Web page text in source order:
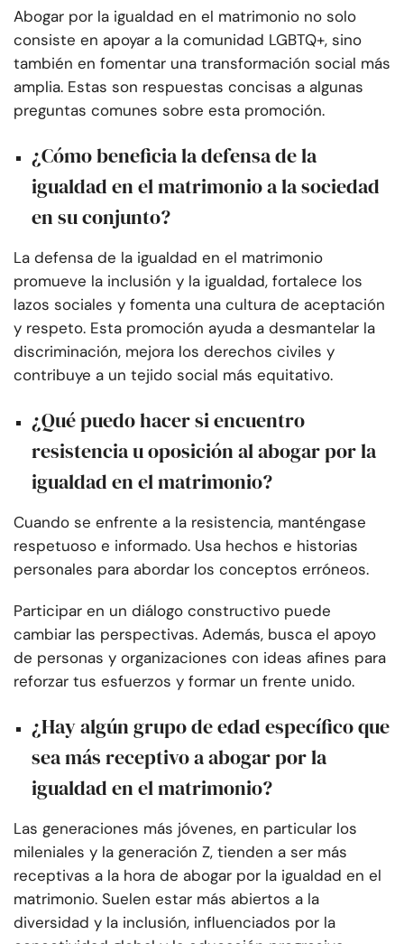
Abogar por la igualdad en el matrimonio no solo
consiste en apoyar a la comunidad LGBTQ+, sino
también en fomentar una transformación social más
amplia. Estas son respuestas concisas a algunas
preguntas comunes sobre esta promoción.
¿Cómo beneficia la defensa de la
igualdad en el matrimonio a la sociedad
en su conjunto?
La defensa de la igualdad en el matrimonio
promueve la inclusión y la igualdad, fortalece los
lazos sociales y fomenta una cultura de aceptación
y respeto. Esta promoción ayuda a desmantelar la
discriminación, mejora los derechos civiles y
contribuye a un tejido social más equitativo.
¿Qué puedo hacer si encuentro
resistencia u oposición al abogar por la
igualdad en el matrimonio?
Cuando se enfrente a la resistencia, manténgase
respetuoso e informado. Usa hechos e historias
personales para abordar los conceptos erróneos.
Participar en un diálogo constructivo puede
cambiar las perspectivas. Además, busca el apoyo
de personas y organizaciones con ideas afines para
reforzar tus esfuerzos y formar un frente unido.
¿Hay algún grupo de edad específico que
sea más receptivo a abogar por la
igualdad en el matrimonio?
Las generaciones más jóvenes, en particular los
mileniales y la generación Z, tienden a ser más
receptivas a la hora de abogar por la igualdad en el
matrimonio. Suelen estar más abiertos a la
diversidad y la inclusión, influenciados por la